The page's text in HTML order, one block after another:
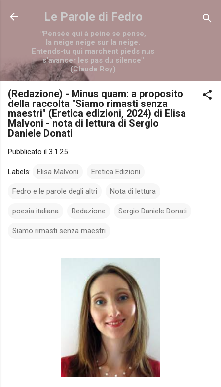
Passa ai contenuti principali
Le Parole di Fedro
"Pensée qui à peine se pense,
la neige neige sur la neige.
Entends-tu qui marchent pieds nus
s'avancer les pas du silence"
(Claude Roy)
(Redazione) - Minus quam: a proposito
della raccolta "Siamo rimasti senza
maestri" (Eretica edizioni, 2024) di Elisa
Malvoni - nota di lettura di Sergio
Daniele Donati
Pubblicato il 3.1.25
Labels: Elisa Malvoni Eretica Edizioni
Fedro e le parole degli altri Nota di lettura
poesia italiana Redazione Sergio Daniele Donati
Siamo rimasti senza maestri